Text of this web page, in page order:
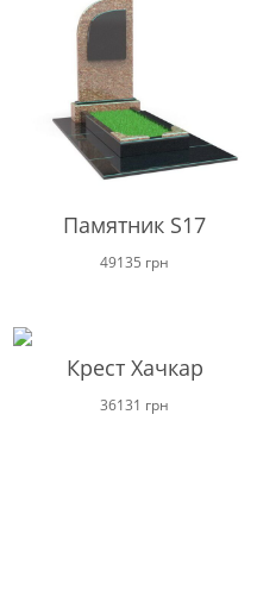
Памятник S17
49135 грн
Крест Хачкар
36131 грн